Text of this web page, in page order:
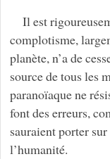
Il est
complotisme,
planète, n’a de
source de tous les
paranoïaque ne
font des erreurs,
sauraient porter
l’humanité.